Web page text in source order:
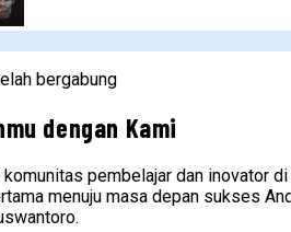
bergabung
dengan Kami
komunitas pembelajar dan inovator di
menuju masa depan sukses